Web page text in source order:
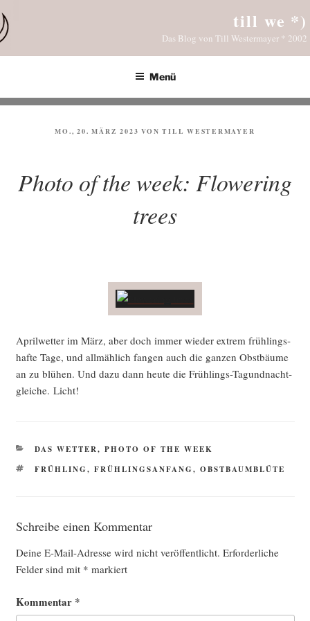
Inhalt
springen
till we *)
Das Blog von Till Westermayer * 2002
Menü
VERÖFFENTLICHT
MO., 20. MÄRZ 2023 VONTILL WESTERMAYER
Photo of the week: Flowering
trees
April­wet­ter im März, aber doch immer wie­der extrem früh­lings­
haf­te Tage, und all­mäh­lich fan­gen auch die gan­zen Obst­bäu­me
an zu blü­hen. Und dazu dann heu­te die Früh­lings-Tag­und­nacht­
glei­che. Licht!
KATEGORIEN
DAS WETTER, PHOTO OF THE WEEK
SCHLAGWÖRTER
FRÜHLING, FRÜHLINGSANFANG, OBSTBAUMBLÜTE
Schreibe einen Kommentar
Deine E-Mail-Adresse wird nicht veröffentlicht. Erforderliche
Felder sind mit * markiert
Kommentar *